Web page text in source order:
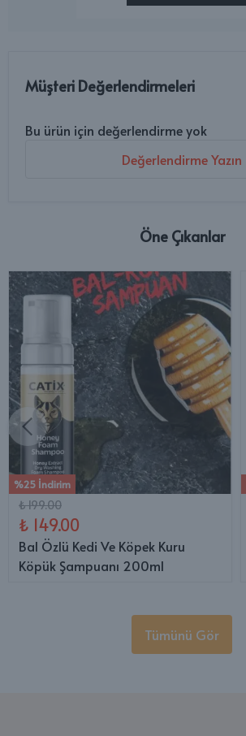
Müşteri Değerlendirmeleri
Bu ürün için değerlendirme yok
Değerlendirme Yazın
Öne Çıkanlar
%25 İndirim
₺ 199.00
₺ 149.00
Bal Özlü Kedi Ve Köpek Kuru
Köpük Şampuanı 200ml
Tümünü Gör